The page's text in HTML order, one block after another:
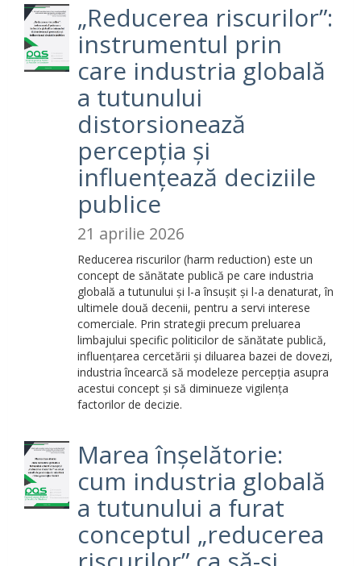
„Reducerea riscurilor”:
instrumentul prin
care industria globală
a tutunului
distorsionează
percepția și
influențează deciziile
publice
21 aprilie 2026
Reducerea riscurilor (harm reduction) este un
concept de sănătate publică pe care industria
globală a tutunului și l-a însușit și l-a denaturat, în
ultimele două decenii, pentru a servi interese
comerciale. Prin strategii precum preluarea
limbajului specific politicilor de sănătate publică,
influențarea cercetării și diluarea bazei de dovezi,
industria încearcă să modeleze percepția asupra
acestui concept și să diminueze vigilența
factorilor de decizie.
Marea înșelătorie:
cum industria globală
a tutunului a furat
conceptul „reducerea